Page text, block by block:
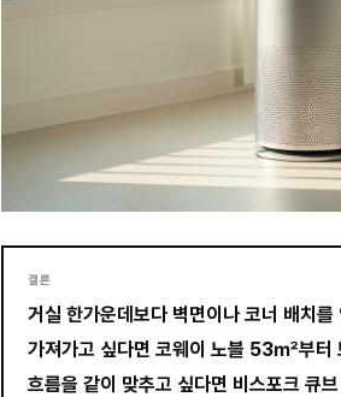
결론
거실 한가운데보다 벽면이나 코너 배치
가져가고 싶다면 코웨이 노블 53㎡부터
흐름을 같이 맞추고 싶다면 비스포크 큐